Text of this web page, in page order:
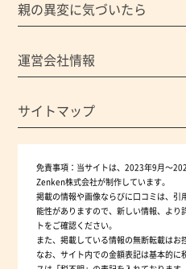
親の異変に気づいたら
運営会社情報
サイトマップ
免責事項： 当サイトは、2023年9月～
Zenken株式会社が制作しています。
掲載の情報や画像ならびに口コミは、
能性がありますので、新しい情報、より
トをご確認ください。
また、掲載している情報の無断転載はお
なお、サイト内での金額表記は基本的